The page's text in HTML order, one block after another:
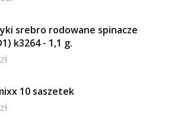
srebro rodowane spinacze
k3264 - 1,1 g.
zł
10 saszetek
zł